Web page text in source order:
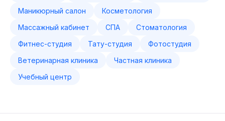
Маникюрный салон
Косметология
Массажный кабинет
СПА
Стоматология
Фитнес-студия
Тату-студия
Фотостудия
Ветеринарная клиника
Частная клиника
Учебный центр